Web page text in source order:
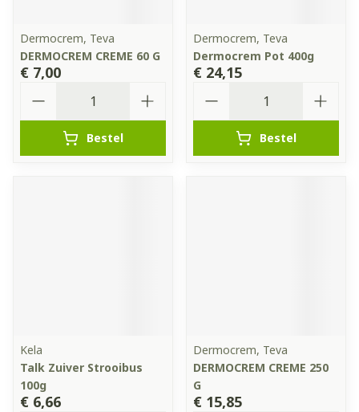
Dermocrem, Teva
DERMOCREM CREME 60 G
€ 7,00
Bestel
Dermocrem, Teva
Dermocrem Pot 400g
€ 24,15
Bestel
Kela
Talk Zuiver Strooibus
100g
€ 6,66
Dermocrem, Teva
DERMOCREM CREME 250
G
€ 15,85